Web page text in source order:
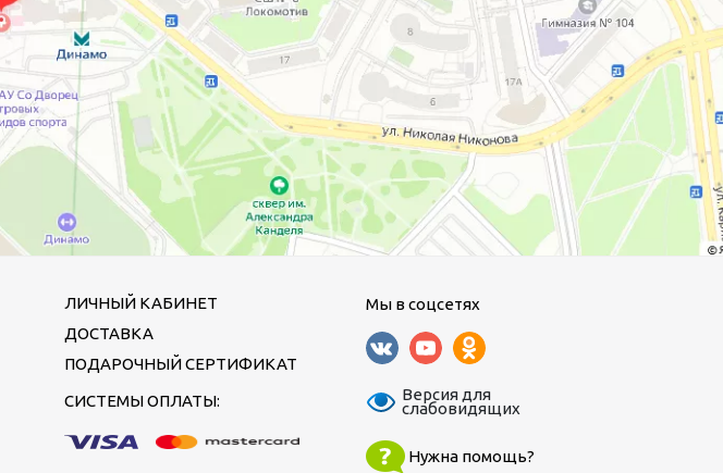
ЛИЧНЫЙ КАБИНЕТ
ДОСТАВКА
ПОДАРОЧНЫЙ СЕРТИФИКАТ
СИСТЕМЫ ОПЛАТЫ:
Мы в соцсетях
Версия для
слабовидящих
Нужна помощь?